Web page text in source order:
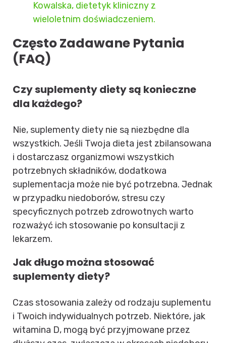
Kowalska, dietetyk kliniczny z
wieloletnim doświadczeniem.
Często Zadawane Pytania
(FAQ)
Czy suplementy diety są konieczne
dla każdego?
Nie, suplementy diety nie są niezbędne dla
wszystkich. Jeśli Twoja dieta jest zbilansowana
i dostarczasz organizmowi wszystkich
potrzebnych składników, dodatkowa
suplementacja może nie być potrzebna. Jednak
w przypadku niedoborów, stresu czy
specyficznych potrzeb zdrowotnych warto
rozważyć ich stosowanie po konsultacji z
lekarzem.
Jak długo można stosować
suplementy diety?
Czas stosowania zależy od rodzaju suplementu
i Twoich indywidualnych potrzeb. Niektóre, jak
witamina D, mogą być przyjmowane przez